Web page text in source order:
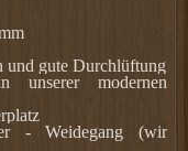
und gute Durchlüftung
unserer modernen
- Weidegang (wir